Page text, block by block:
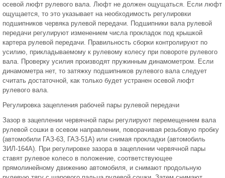
осевой люфт рулевого вала. Люфт не должен ощущаться. Если люфт
ощущается, то это указывает на необходимость регулировки
подшипников червяка рулевой передачи. Подшипники вала рулевой
передачи регулируют изменением числа прокладок под крышкой
картера рулевой передачи. Правильность сборки контролируют по
усилию, прикладываемому к рулевому колесу при повороте рулевого
вала. Проверку усилия производят пружинным динамометром. Если
динамометра нет, то затяжку подшипников рулевого вала следует
считать достаточной, как только будет устранен осевой люфт
рулевого вала.
Регулировка зацепления рабочей пары рулевой передачи
Зазор в зацеплении червячной пары регулируют перемещением вала
рулевой сошки в осевом направлении, поворачивая резьбовую пробку
(автомобили ГАЗ-63, ГАЗ-51А) или снимая прокладки (автомобиль
ЗИЛ-164А). При регулировке зазора в зацеплении червячной пары
ставят рулевое колесо в положение, соответствующее
прямолинейному движению автомобиля, и снимают продольную